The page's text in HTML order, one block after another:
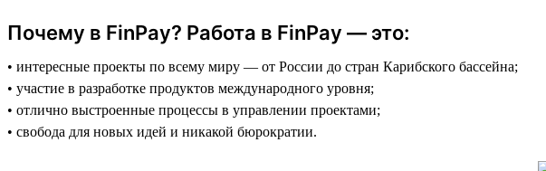
Почему в FinPay? Работа в FinPay — это:
• интересные проекты по всему миру — от России до стран Карибского бассейна;
• участие в разработке продуктов международного уровня;
• отлично выстроенные процессы в управлении проектами;
• свобода для новых идей и никакой бюрократии.